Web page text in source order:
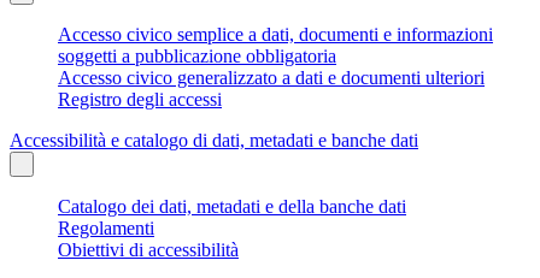
Accesso civico semplice a dati, documenti e informazioni
soggetti a pubblicazione obbligatoria
Accesso civico generalizzato a dati e documenti ulteriori
Registro degli accessi
Accessibilità e catalogo di dati, metadati e banche dati
Catalogo dei dati, metadati e della banche dati
Regolamenti
Obiettivi di accessibilità